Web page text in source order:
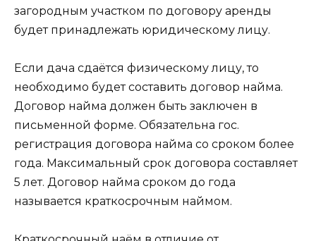
загородным участком по договору аренды
будет принадлежать юридическому лицу.
Если дача сдаётся физическому лицу, то
необходимо будет составить договор найма.
Договор найма должен быть заключен в
письменной форме. Обязательна гос.
регистрация договора найма со сроком более
года. Максимальный срок договора составляет
5 лет. Договор найма сроком до года
называется краткосрочным наймом.